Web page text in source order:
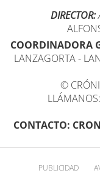
DIRECTOR:
COORDINADORA
LANZAGORTA -
©
CONTACTO:
PUBLICIDAD